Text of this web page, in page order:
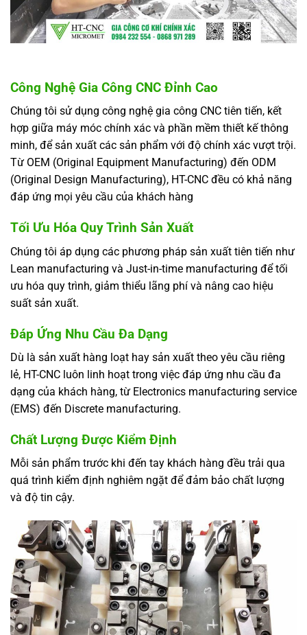
Công Nghệ Gia Công CNC Đỉnh Cao
Chúng tôi sử dụng công nghệ gia công CNC tiên tiến, kết
hợp giữa máy móc chính xác và phần mềm thiết kế thông
minh, để sản xuất các sản phẩm với độ chính xác vượt trội.
Từ OEM (Original Equipment Manufacturing) đến ODM
(Original Design Manufacturing), HT-CNC đều có khả năng
đáp ứng mọi yêu cầu của khách hàng
Tối Ưu Hóa Quy Trình Sản Xuất
Chúng tôi áp dụng các phương pháp sản xuất tiên tiến như
Lean manufacturing và Just-in-time manufacturing để tối
ưu hóa quy trình, giảm thiểu lãng phí và nâng cao hiệu
suất sản xuất.
Đáp Ứng Nhu Cầu Đa Dạng
Dù là sản xuất hàng loạt hay sản xuất theo yêu cầu riêng
lẻ, HT-CNC luôn linh hoạt trong việc đáp ứng nhu cầu đa
dạng của khách hàng, từ Electronics manufacturing service
(EMS) đến Discrete manufacturing.
Chất Lượng Được Kiểm Định
Mỗi sản phẩm trước khi đến tay khách hàng đều trải qua
quá trình kiểm định nghiêm ngặt để đảm bảo chất lượng
và độ tin cậy.